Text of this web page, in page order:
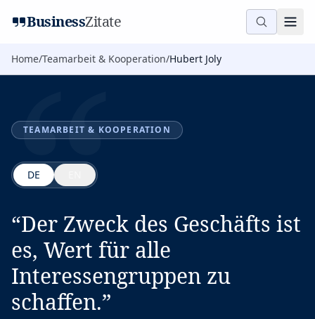
BusinessZitate
Home/Teamarbeit & Kooperation/Hubert Joly
“
TEAMARBEIT & KOOPERATION
DE
“Der Zweck des Geschäfts ist
es, Wert für alle
Interessengruppen zu
schaffen.”